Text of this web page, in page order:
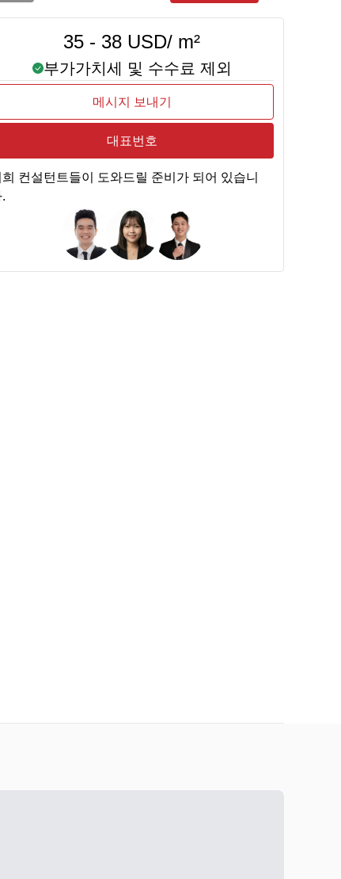
35 - 38 USD/ m²
부가가치세 및 수수료 제외
메시지 보내기
대표번호
희 컨설턴트들이 도와드릴 준비가 되어 있습니